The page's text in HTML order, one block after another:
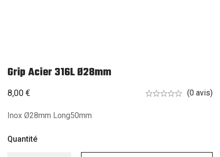
Grip Acier 316L Ø28mm
8,00 € (0 avis)
Inox Ø28mm Long50mm
Quantité